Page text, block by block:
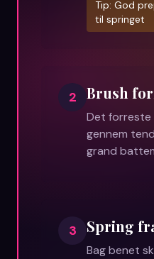
Tip: God
til springet
2 Brush
Det forreste
gennem
grand
3 Spring
Bag benet